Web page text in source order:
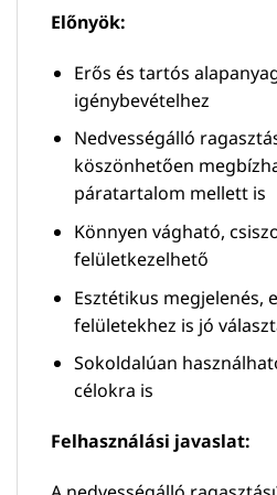
Előnyök:
Erős és tartós
igénybevételhez
Nedvességálló
köszönhetően
páratartalom mellett is
Könnyen vágható,
felületkezelhető
Esztétikus megjelenés,
felületekhez is jó
Sokoldalúan
célokra is
Felhasználási javaslat: